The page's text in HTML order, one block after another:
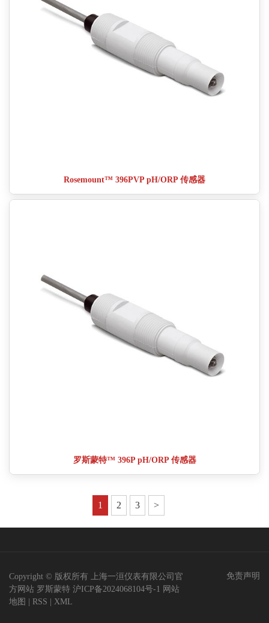
Rosemount™ 396PVP pH/ORP 传感器
罗斯蒙特™ 396P pH/ORP 传感器
1 2 3 >
Copyright © 版权所有 上海一洹仪表有限公司官
方网站 罗斯蒙特 沪ICP备2024068104号-1
网站
地图
RSS XML
免责声明